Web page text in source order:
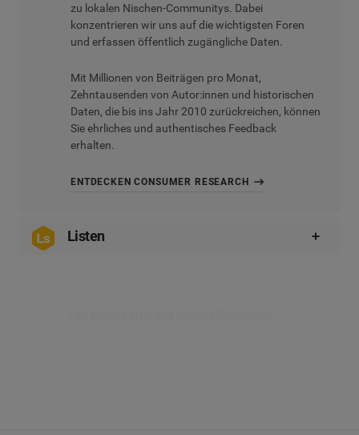
zu lokalen Nischen-Communitys. Dabei
konzentrieren wir uns auf die wichtigsten Foren
und erfassen öffentlich zugängliche Daten.
Mit Millionen von Beiträgen pro Monat,
Zehntausenden von Autor:innen und historischen
Daten, die bis ins Jahr 2010 zurückreichen, können
Sie ehrliches und authentisches Feedback
erhalten.
ENTDECKEN CONSUMER RESEARCH
Listen